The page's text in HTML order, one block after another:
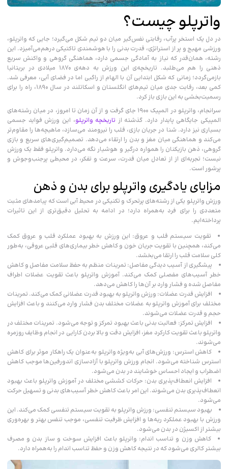
واترپلو چیست؟
در دل یک استخر پرآب، رقابتی نفس‌گیر میان دو تیم شکل می‌گیرد؛ جایی که واترپلو،
ورزشی مهیج و پر از استراتژی، قدرت بدنی را با هوشمندی تاکتیکی درهم‌می‌آمیزد. این
رشته، همان‌قدر که نیاز به آمادگی جسمی دارد، هماهنگی گروهی و واکنش سریع
ذهنی را هم می‌طلبد. تاریخچه‌ی این ورزش به دهه‌ی ۱۸۷۰ میلادی در بریتانیا
بازمی‌گردد؛ زمانی که شکل ابتدایی آن با الهام از راگبی اما در فضای آبی، معرفی شد.
کمی بعد، رقابت جدی میان تیم‌های انگلستان و اسکاتلند در سال ۱۸۹۰، راه را برای
رسمیت‌بخشی به این بازی باز کرد.
سرانجام، واترپلو در المپیک ۱۹۰۰ جای گرفت و از آن زمان تا امروز، در میان رشته‌های
المپیکی جایگاهی پایدار دارد. گذشته از تاریخچه واترپلو، این ورزش فواید جسمی
بسیاری نیز دارد. شنا در جریان بازی، قلب را نیرومند می‌سازد، ماهیچه‌ها را مقاوم‌تر
می‌کند و هماهنگی میان مغز و بدن را ارتقاء می‌دهد. تصمیم‌گیری‌های سریع و بازی
گروهی، ذهن بازیکنان را همواره درگیر و هوشیار نگه می‌دارد. واترپلو فقط یک ورزش
نیست؛ تجربه‌ای از از تعادل میان قدرت، سرعت و تفکر، در محیطی پرجنب‌وجوش و
پرشور ا‌ست.
مزایای یادگیری واترپلو برای بدن و ذهن
ورزش واترپلو یکی از رشته‌های پرتحرک و تکنیکی در محیط آبی است که پیامدهای مثبت
متعددی را برای فرد به‌همراه دارد؛ در ادامه به تحلیل دقیق‌تری از این تاثیرات
پرداخته‌ایم.
تقویت سیستم قلب و عروق: این ورزش به بهبود عملکرد قلب و عروق کمک
می‌کند، همچنین با تقویت جریان خون و کاهش خطر بیماری‌های قلبی عروقی، به‌طور
کلی سلامت قلب را ارتقا می‌بخشد.
پیشگیری از آسیب دیدگی مفاصل: تمرینات منظم به حفظ سلامت مفاصل و کاهش
خطر آسیب‌های مفصلی کمک می‌کند. آموزش واترپلو باعث تقویت عضلات اطراف
مفاصل شده و فشار وارد بر آن‌ها را کاهش می‌دهد.
افزایش قدرت عضلات: ورزش واترپلو به بهبود قدرت عضلانی کمک می‌کند. تمرینات
مختلف برای آموزش واترپلو به عضلات مختلف بدن فشار وارد می‌کنند و باعث افزایش
حجم و قدرت عضلات می‌شوند.
افزایش تمرکز: فعالیت بدنی باعث بهبود تمرکز و توجه می‌شود. تمرینات مختلف در
واترپلو باعث تقویت کارکرد مغز، افزایش دقت و بالا بردن کارایی در انجام وظایف روزمره
می‌شوند.
کاهش استرس: ورزش‌های آبی به‌ویژه واترپلو به‌عنوان یک راهکار موثر برای کاهش
استرس شناخته می‌شود. انجام ورزش واترپلو با آزادسازی اندورفین‌ها موجب کاهش
اضطراب و ایجاد احساس خوشایند در بدن می‌شود.
افزایش انعطاف‌پذیری بدن: حرکات کششی مختلف در آموزش واترپلو باعث بهبود
انعطاف‌پذیری بدن می‌شوند. این امر باعث کاهش خطر آسیب‌های بدنی و تسهیل حرکت
می‌شود.
بهبود سیستم تنفسی: ورزش‌ واترپلو به تقویت سیستم تنفسی کمک می‌کند. این
ورزش‌ با بهبود عملکرد ریه‌ها و افزایش ظرفیت تنفسی، موجب تنفس بهتر و بهره‌وری
بیشتر از اکسیژن در بدن می‌شود.
کاهش وزن و تناسب اندام: واترپلو باعث افزایش سوخت و ساز بدن و مصرف
بیشتر کالری می‌شود که در نتیجه کاهش وزن و حفظ تناسب اندام را به‌همراه دارد.